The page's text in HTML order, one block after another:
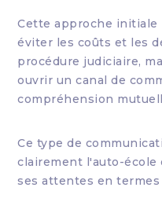
Cette approche initiale
éviter les coûts et les
procédure judiciaire,
ouvrir un canal de
compréhension
Ce type de
clairement l'auto-école
ses attentes en